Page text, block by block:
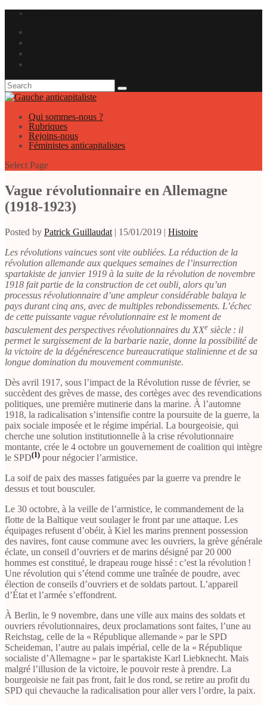
Qui sommes-nous ?
Rubriques
Rejoins-nous
Féministes anticapitalistes
Select Page
Vague révolutionnaire en Allemagne
(1918-1923)
Posted by Patrick Guillaudat | 15/01/2019 | Histoire
Les révolutions vaincues sont vite oubliées. La réduction de la
révolution allemande aux quelques semaines de l’insurrection
spartakiste de janvier 1919 à la suite de la révolution de novembre
1918 fait partie de la construction de cet oubli, alors qu’un
processus révolutionnaire d’une ampleur considérable balaya le
pays durant cinq ans, avec de multiples rebondissements. L’échec
de cette puissante vague révolutionnaire est le moment de
basculement des perspectives révolutionnaires du XXe siècle : il
permet le surgissement de la barbarie nazie, donne la possibilité de
la victoire de la dégénérescence bureaucratique stalinienne et de sa
longue domination du mouvement communiste.
Dès avril 1917, sous l’impact de la Révolution russe de février, se
succèdent des grèves de masse, des cortèges avec des revendications
politiques, une première mutinerie dans la marine. À l’automne
1918, la radicalisation s’intensifie contre la poursuite de la guerre, la
paix sociale imposée et le régime impérial. La bourgeoisie, qui
cherche une solution institutionnelle à la crise révolutionnaire
montante, crée le 4 octobre un gouvernement de coalition qui intègre
le SPD(1) pour négocier l’armistice.
La soif de paix des masses fatiguées par la guerre va prendre le
dessus et tout bousculer.
Le 30 octobre, à la veille de l’armistice, le commandement de la
flotte de la Baltique veut soulager le front par une attaque. Les
équipages refusent d’obéir, à Kiel les marins prennent possession
des navires, font cause commune avec les ouvriers, la grève générale
éclate, un conseil d’ouvriers et de marins désigné par 20 000
hommes est constitué, le drapeau rouge hissé : c’est la révolution !
Une révolution qui s’étend comme une traînée de poudre, avec
élection de conseils d’ouvriers et de soldats partout. L’appareil
d’État et l’armée s’effondrent.
À Berlin, le 9 novembre, dans une ville aux mains des soldats et
ouvriers révolutionnaires, deux proclamations sont faites, l’une au
Reichstag, celle de la « République allemande » par le SPD
Scheideman, l’autre au palais impérial, celle de la « République
socialiste d’Allemagne » par le spartakiste Karl Liebknecht. Mais
malgré l’illusion de la victoire, le pouvoir reste à prendre. La
bourgeoisie ne fait pas front, fait le dos rond, se retire au profit du
SPD qui chevauche la radicalisation pour aller vers l’ordre, la paix.